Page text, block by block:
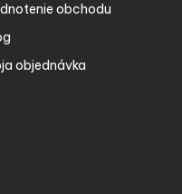
obchodu
objednávka